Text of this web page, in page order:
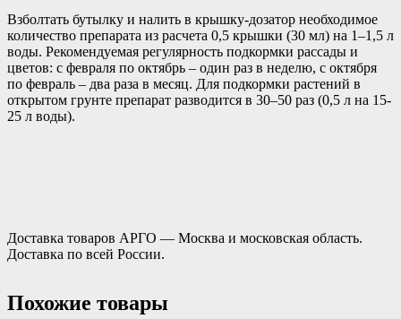
Взболтать бутылку и налить в крышку-дозатор необходимое
количество препарата из расчета 0,5 крышки (30 мл) на 1–1,5 л
воды. Рекомендуемая регулярность подкормки рассады и
цветов: с февраля по октябрь – один раз в неделю, с октября
по февраль – два раза в месяц. Для подкормки растений в
открытом грунте препарат разводится в 30–50 раз (0,5 л на 15-
25 л воды).
Доставка товаров АРГО — Москва и московская область.
Доставка по всей России.
Похожие товары